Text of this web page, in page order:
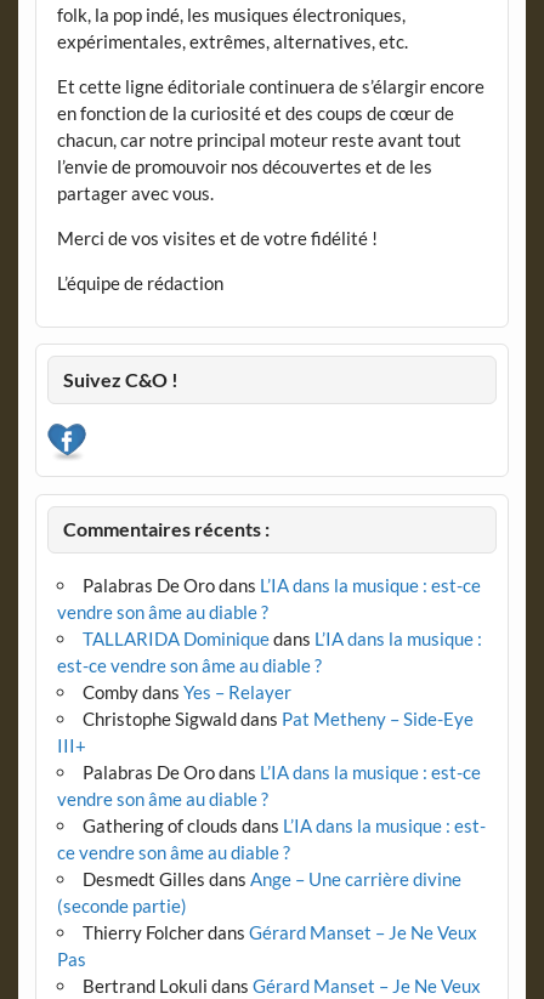
folk, la pop indé, les musiques électroniques,
expérimentales, extrêmes, alternatives, etc.
Et cette ligne éditoriale continuera de s’élargir encore
en fonction de la curiosité et des coups de cœur de
chacun, car notre principal moteur reste avant tout
l’envie de promouvoir nos découvertes et de les
partager avec vous.
Merci de vos visites et de votre fidélité !
L’équipe de rédaction
Suivez C&O !
Commentaires récents :
Palabras De Orodans L’IA dans la musique : est-ce
vendre son âme au diable ?
TALLARIDA Dominiquedans L’IA dans la musique :
est-ce vendre son âme au diable ?
Combydans Yes – Relayer
Christophe Sigwalddans Pat Metheny – Side-Eye
III+
Palabras De Orodans L’IA dans la musique : est-ce
vendre son âme au diable ?
Gathering of clouds dans L’IA dans la musique : est-
ce vendre son âme au diable ?
Desmedt Gilles dans Ange – Une carrière divine
(seconde partie)
Thierry Folcherdans Gérard Manset – Je Ne Veux
Pas
Bertrand Lokuli dans Gérard Manset – Je Ne Veux